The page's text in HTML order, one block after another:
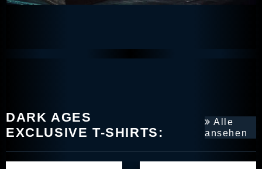
DARK AGES
EXCLUSIVE T-SHIRTS:
Alle
ansehen